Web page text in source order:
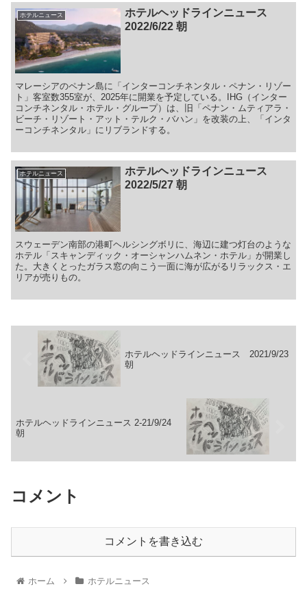
ホテルニュース
ホテルヘッドラインニュース
2022/6/22 朝
マレーシアのペナン島に「インターコンチネンタル・ペナン・リゾー
ト」客室数355室が、2025年に開業を予定している。IHG（インター
コンチネンタル・ホテル・グループ）は、旧「ペナン・ムティアラ・
ビーチ・リゾート・アット・テルク・バハン」を改装の上、「インタ
ーコンチネンタル」にリブランドする。
ホテルニュース
ホテルヘッドラインニュース
2022/5/27 朝
スウェーデン南部の港町ヘルシングボリに、海辺に建つ灯台のような
ホテル「スキャンディック・オーシャンハムネン・ホテル」が開業し
た。大きくとったガラス窓の向こう一面に海が広がるリラックス・エ
リアが売りもの。
ホテルヘッドラインニュース 2021/9/23
朝
ホテルヘッドラインニュース 2-21/9/24
朝
コメント
コメントを書き込む
ホーム ホテルニュース